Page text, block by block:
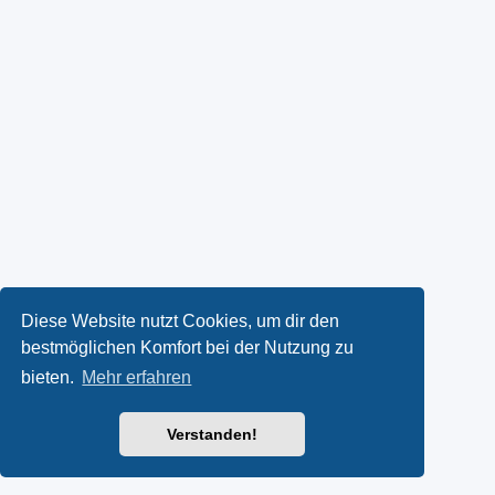
Diese Website nutzt Cookies, um dir den
bestmöglichen Komfort bei der Nutzung zu
bieten. Mehr erfahren
Verstanden!